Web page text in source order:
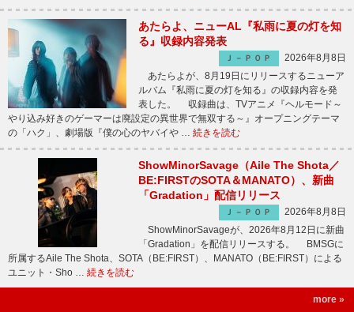
あたらよ、ニューAL『私雨に夏の灯を知
る』収録内容発表
Ｊ－ＰＯＰ
2026年8月8日
あたらよが、8月19日にリリースするニューア
ルバム『私雨に夏の灯を知る』の収録内容を発
表した。 収録曲は、TVアニメ『ヘルモード～
やり込み好きのゲーマーは廃設定の異世界で無双する～』オープニングテーマ
の「ハク」、劇場版『僕の心のヤバイや … 続きを読む
ShowMinorSavage（Aile The Shota／
BE:FIRSTのSOTA＆MANATO）、新曲
「Gradation」配信リリース
Ｊ－ＰＯＰ
2026年8月8日
ShowMinorSavageが、2026年8月12日に新曲
「Gradation」を配信リリースする。 BMSGに
所属するAile The Shota、SOTA（BE:FIRST）、MANATO（BE:FIRST）による
ユニット・Sho … 続きを読む
more »